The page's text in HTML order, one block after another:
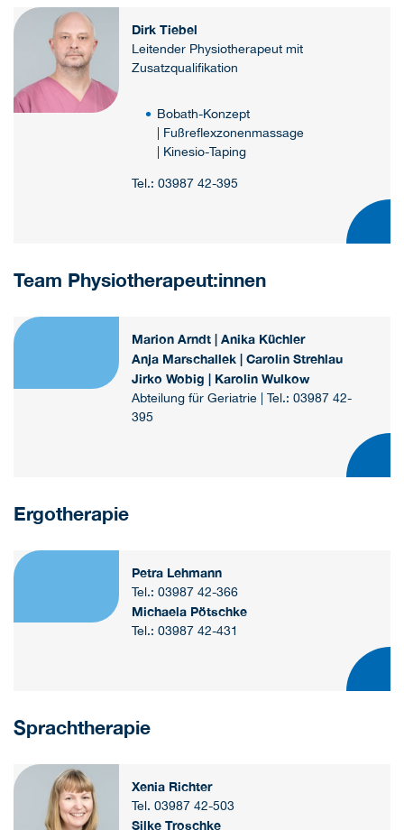
Dirk Tiebel
Leitender Physiotherapeut mit
Zusatzqualifikation
Bobath-Konzept
| Fußreflexzonenmassage
| Kinesio-Taping
Tel.: 03987 42-395
Team Physiotherapeut:innen
Marion Arndt | Anika Küchler
Anja Marschallek | Carolin Strehlau
Jirko Wobig | Karolin Wulkow
Abteilung für Geriatrie | Tel.: 03987 42-
395
Ergotherapie
Petra Lehmann
Tel.: 03987 42-366
Michaela Pötschke
Tel.: 03987 42-431
Sprachtherapie
Xenia Richter
Tel. 03987 42-503
Silke Troschke